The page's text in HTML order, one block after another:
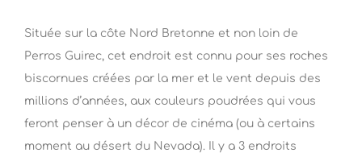
Située sur la côte Nord Bretonne et non loin de
Perros Guirec, cet endroit est connu pour ses roches
biscornues créées par la mer et le vent depuis des
millions d’années, aux couleurs poudrées qui vous
feront penser à un décor de cinéma (ou à certains
moment au désert du Nevada). Il y a 3 endroits